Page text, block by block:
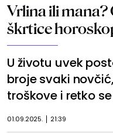
Vrlina ili mana?
škrtice
U životu uvek
broje svaki
troškove i retko
01.09.2025. 21:39